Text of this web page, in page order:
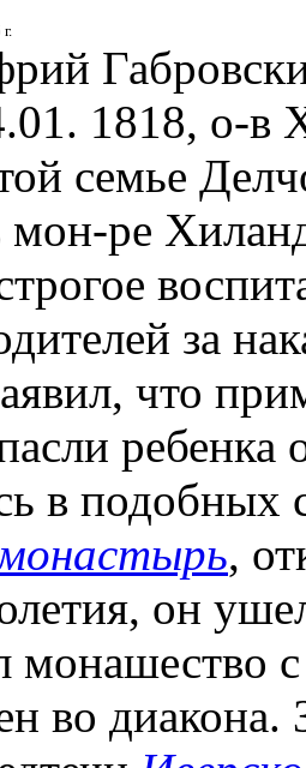
1818, о-в
семье
мон-ре
за
что
ребенка
в подобных
,
он
монашество
во диакона.